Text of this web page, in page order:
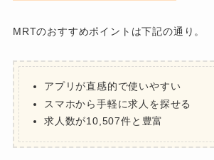
MRTのおすすめポイントは下記の通り。
アプリが直感的で使いやすい
スマホから手軽に求人を探せる
求人数が10,507件と豊富